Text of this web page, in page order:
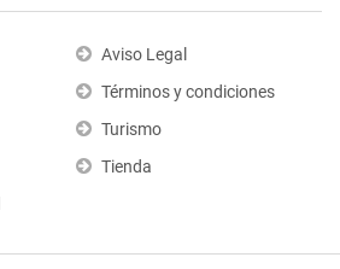
Aviso Legal
Términos y condiciones
Turismo
Tienda